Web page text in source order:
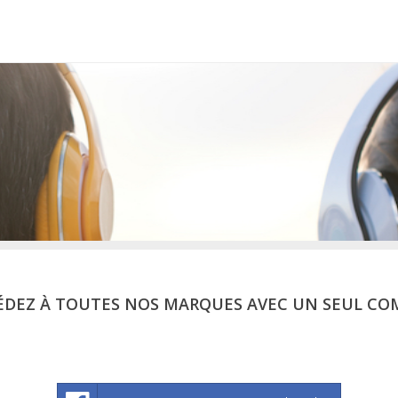
À TOUTES NOS MARQUES AVEC UN SEUL